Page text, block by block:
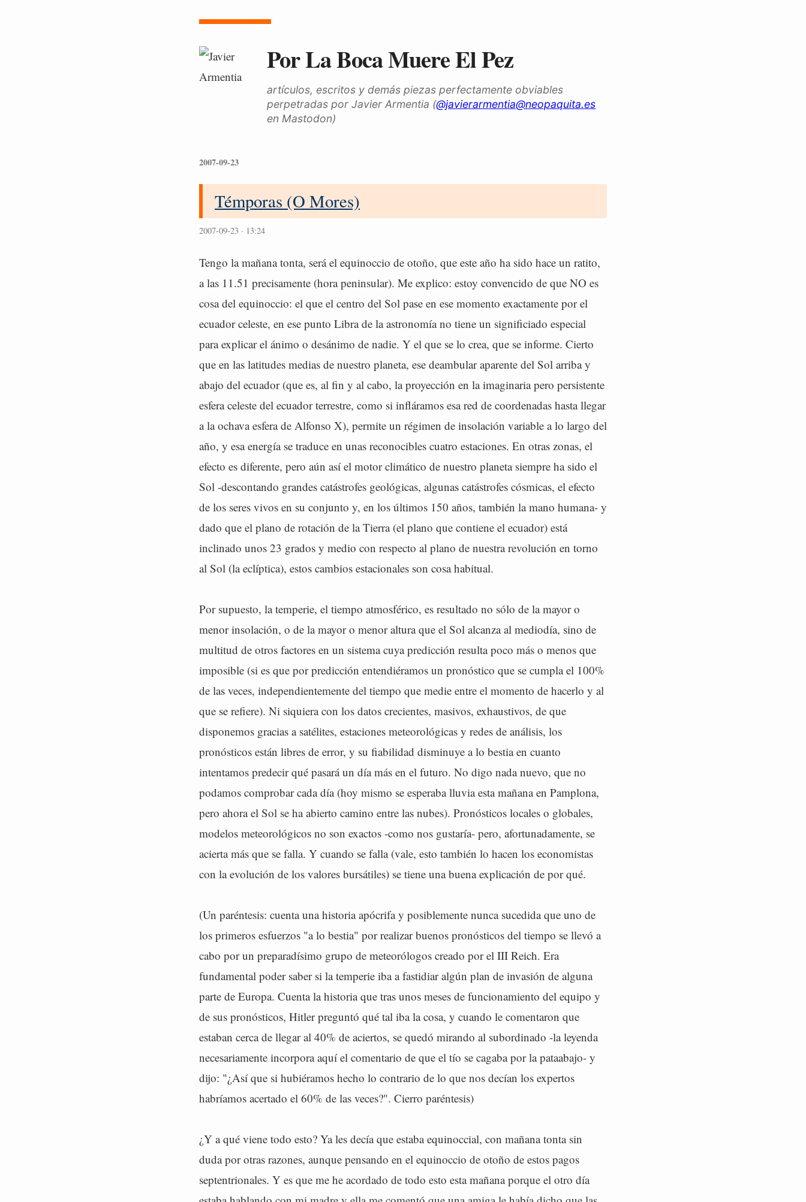
Por La Boca Muere El Pez
artículos, escritos y demás piezas perfectamente obviables
perpetradas por Javier Armentia (@javierarmentia@neopaquita.es
en Mastodon)
2007-09-23
Témporas (O Mores)
2007-09-23 · 13:24
Tengo la mañana tonta, será el equinoccio de otoño, que este año ha sido hace un ratito,
a las 11.51 precisamente (hora peninsular). Me explico: estoy convencido de que NO es
cosa del equinoccio: el que el centro del Sol pase en ese momento exactamente por el
ecuador celeste, en ese punto Libra de la astronomía no tiene un significiado especial
para explicar el ánimo o desánimo de nadie. Y el que se lo crea, que se informe. Cierto
que en las latitudes medias de nuestro planeta, ese deambular aparente del Sol arriba y
abajo del ecuador (que es, al fin y al cabo, la proyección en la imaginaria pero persistente
esfera celeste del ecuador terrestre, como si infláramos esa red de coordenadas hasta llegar
a la ochava esfera de Alfonso X), permite un régimen de insolación variable a lo largo del
año, y esa energía se traduce en unas reconocibles cuatro estaciones. En otras zonas, el
efecto es diferente, pero aún así el motor climático de nuestro planeta siempre ha sido el
Sol -descontando grandes catástrofes geológicas, algunas catástrofes cósmicas, el efecto
de los seres vivos en su conjunto y, en los últimos 150 años, también la mano humana- y
dado que el plano de rotación de la Tierra (el plano que contiene el ecuador) está
inclinado unos 23 grados y medio con respecto al plano de nuestra revolución en torno
al Sol (la eclíptica), estos cambios estacionales son cosa habitual.
Por supuesto, la temperie, el tiempo atmosférico, es resultado no sólo de la mayor o
menor insolación, o de la mayor o menor altura que el Sol alcanza al mediodía, sino de
multitud de otros factores en un sistema cuya predicción resulta poco más o menos que
imposible (si es que por predicción entendiéramos un pronóstico que se cumpla el 100%
de las veces, independientemente del tiempo que medie entre el momento de hacerlo y al
que se refiere). Ni siquiera con los datos crecientes, masivos, exhaustivos, de que
disponemos gracias a satélites, estaciones meteorológicas y redes de análisis, los
pronósticos están libres de error, y su fiabilidad disminuye a lo bestia en cuanto
intentamos predecir qué pasará un día más en el futuro. No digo nada nuevo, que no
podamos comprobar cada día (hoy mismo se esperaba lluvia esta mañana en Pamplona,
pero ahora el Sol se ha abierto camino entre las nubes). Pronósticos locales o globales,
modelos meteorológicos no son exactos -como nos gustaría- pero, afortunadamente, se
acierta más que se falla. Y cuando se falla (vale, esto también lo hacen los economistas
con la evolución de los valores bursátiles) se tiene una buena explicación de por qué.
(Un paréntesis: cuenta una historia apócrifa y posiblemente nunca sucedida que uno de
los primeros esfuerzos "a lo bestia" por realizar buenos pronósticos del tiempo se llevó a
cabo por un preparadísimo grupo de meteorólogos creado por el III Reich. Era
fundamental poder saber si la temperie iba a fastidiar algún plan de invasión de alguna
parte de Europa. Cuenta la historia que tras unos meses de funcionamiento del equipo y
de sus pronósticos, Hitler preguntó qué tal iba la cosa, y cuando le comentaron que
estaban cerca de llegar al 40% de aciertos, se quedó mirando al subordinado -la leyenda
necesariamente incorpora aquí el comentario de que el tío se cagaba por la pataabajo- y
dijo: "¿Así que si hubiéramos hecho lo contrario de lo que nos decían los expertos
habríamos acertado el 60% de las veces?". Cierro paréntesis)
¿Y a qué viene todo esto? Ya les decía que estaba equinoccial, con mañana tonta sin
duda por otras razones, aunque pensando en el equinoccio de otoño de estos pagos
septentrionales. Y es que me he acordado de todo esto esta mañana porque el otro día